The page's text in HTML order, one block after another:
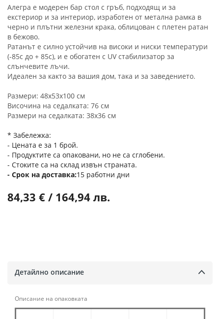
Алегра е модерен бар стол с гръб, подходящ и за
екстериор и за интериор, изработен от метална рамка в
черно и плътни железни крака, облицован с плетен ратан
в бежово.
Ратанът е силно устойчив на високи и ниски температури
(-85c до + 85c), и е обогатен с UV стабилизатор за
слънчевите лъчи.
Идеален за както за вашия дом, така и за заведението.
Размери: 48x53x100 см
Височина на седалката: 76 см
Размери на седалката: 38x36 см
* Забележка:
- Цената е за 1 брой.
- Продуктите са опаковани, но не са сглобени.
- Стоките са на склад извън страната.
Срок на доставка 15 работни дни
84,33 € / 164,94 лв.
Детайлно описание
Описание на опаковката